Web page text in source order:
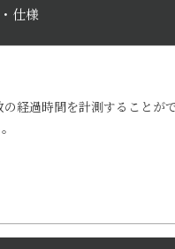
仕様
経過時間を計測することがで